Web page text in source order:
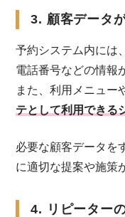
3. 顧客データ
予約システム内には
電話番号などの情報
また、利用メニュー
テとして利用できる
必要な顧客データを
に適切な提案や施策
4. リピーター